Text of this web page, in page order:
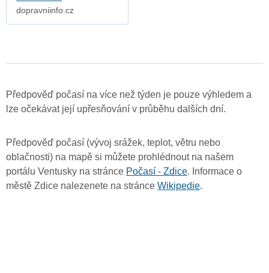
dopravniinfo.cz
Předpověď počasí na více než týden je pouze výhledem a
lze očekávat její upřesňování v průběhu dalších dní.
Předpověď počasí (vývoj srážek, teplot, větru nebo
oblačnosti) na mapě si můžete prohlédnout na našem
portálu Ventusky na stránce Počasí - Zdice. Informace o
městě Zdice nalezenete na stránce Wikipedie.